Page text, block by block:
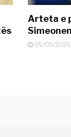
Arteta e
05/05/2026